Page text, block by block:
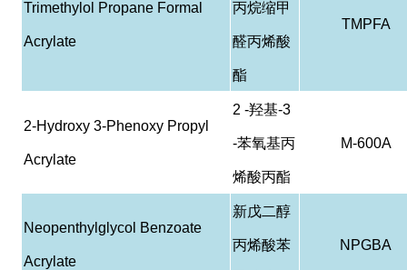
Trimethylol Propane Formal
Acrylate
丙烷缩甲
醛丙烯酸
酯
TMPFA
2-Hydroxy 3-Phenoxy Propyl
Acrylate
2 -羟基-3
-苯氧基丙
烯酸丙酯
M-600A
Neopenthylglycol Benzoate
Acrylate
新戊二醇
丙烯酸苯 NPGBA